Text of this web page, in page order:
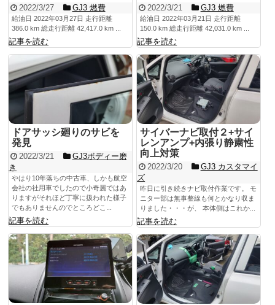
2022/3/27 GJ3 燃費
給油日 2022年03月27日 走行距離
386.0 km 総走行距離 42,417.0 km ...
記事を読む
2022/3/21 GJ3 燃費
給油日 2022年03月21日 走行距離
150.0 km 総走行距離 42,031.0 km ...
記事を読む
ドアサッシ廻りのサビを
発見
2022/3/21
GJ3ボディー磨
き
やはり10年落ちの中古車、しかも航空
会社の社用車でしたので小奇麗ではあ
りますがそれほど丁寧に扱われた様子
でもありませんのでところどこ...
記事を読む
サイバーナビ取付２+サイ
レンアンプ+内張り静粛性
向上対策
2022/3/20
GJ3 カスタマイ
ズ
昨日に引き続きナビ取付作業です。 モ
ニター部は無事整線も何とかなり収ま
りました・・・が、 本体側はこれか...
記事を読む